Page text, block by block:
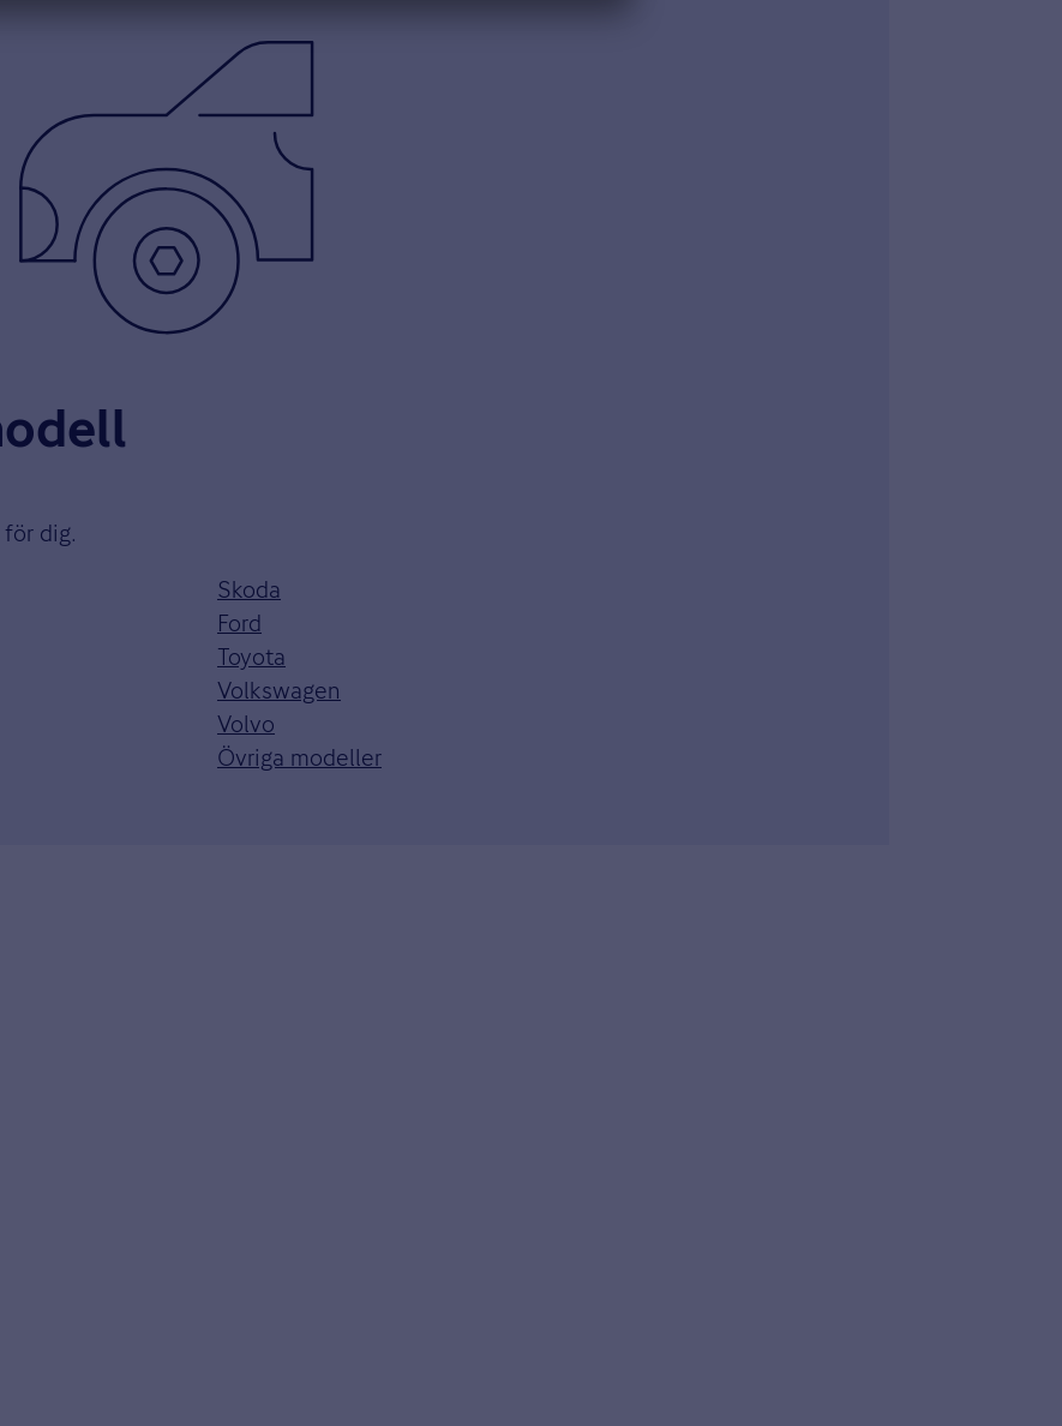
dig.
Skoda
Ford
Toyota
Volkswagen
Volvo
Övriga modeller